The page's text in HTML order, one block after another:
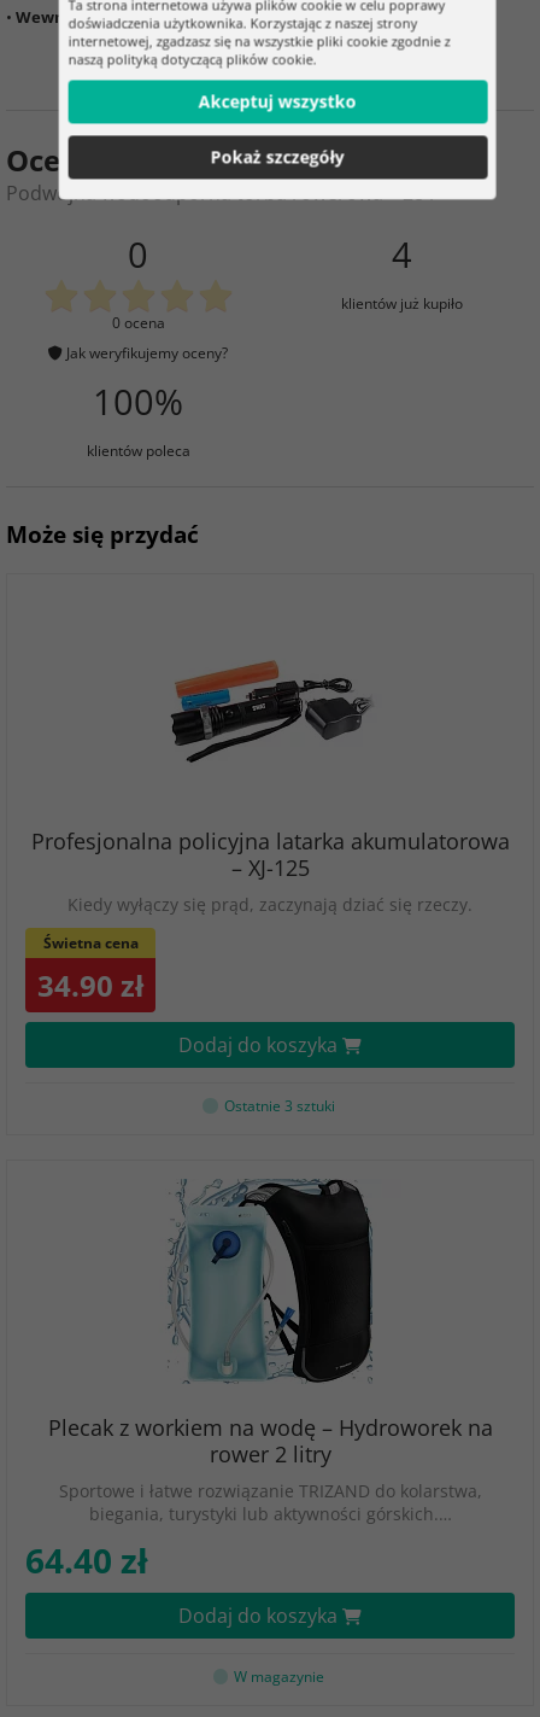
• Wewnętrzna wyściółka
Ocena produktu
Podwójna wodoodporna torba rowerowa – 28 l
0
0 ocena
Jak weryfikujemy oceny?
4
klientów już kupiło
100%
klientów poleca
Może się przydać
Profesjonalna policyjna latarka akumulatorowa
– XJ-125
Kiedy wyłączy się prąd, zaczynają dziać się rzeczy.
Świetna cena
34.90 zł
Dodaj do koszyka
Ostatnie 3 sztuki
Plecak z workiem na wodę – Hydroworek na
rower 2 litry
Sportowe i łatwe rozwiązanie TRIZAND do kolarstwa,
biegania, turystyki lub aktywności górskich.…
64.40 zł
Dodaj do koszyka
W magazynie
Ta strona internetowa używa plików cookie w celu poprawy
doświadczenia użytkownika. Korzystając z naszej strony
internetowej, zgadzasz się na wszystkie pliki cookie zgodnie z
naszą polityką dotyczącą plików cookie.
Akceptuj wszystko
Pokaż szczegóły